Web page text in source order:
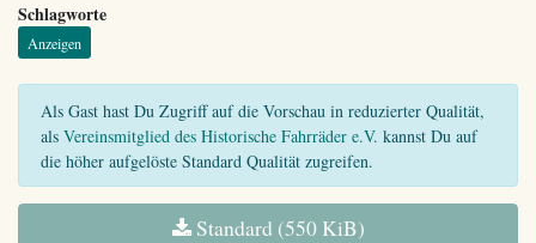
Schlagworte
Anzeigen
Als Gast hast Du Zugriff auf die Vorschau in reduzierter Qualität,
als Vereinsmitglied des Historische Fahrräder e.V. kannst Du auf
die höher aufgelöste Standard Qualität zugreifen.
Standard (550 KiB)